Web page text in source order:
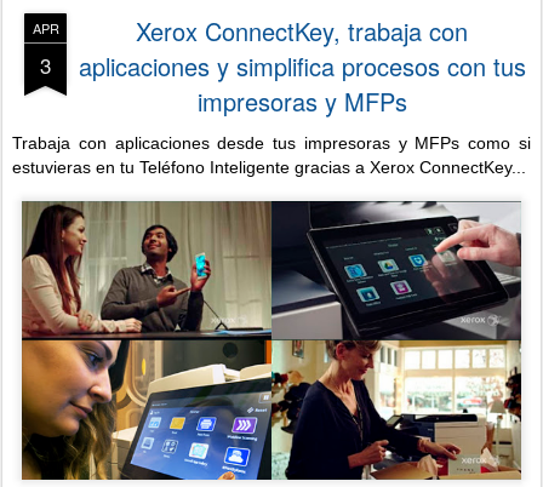
APR
3
Xerox ConnectKey, trabaja con
aplicaciones y simplifica procesos con tus
impresoras y MFPs
Trabaja con aplicaciones desde tus impresoras y MFPs como si
estuvieras en tu Teléfono Inteligente gracias a Xerox ConnectKey...